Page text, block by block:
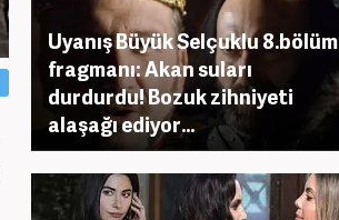
Uyanış Büyük Selçuklu 8.bölüm
fragmanı: Akan suları
durdurdu! Bozuk zihniyeti
alaşağı ediyor...